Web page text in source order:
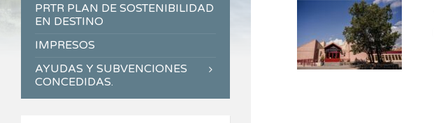
PRTR PLAN DE SOSTENIBILIDAD
EN DESTINO
IMPRESOS
AYUDAS Y SUBVENCIONES
CONCEDIDAS.